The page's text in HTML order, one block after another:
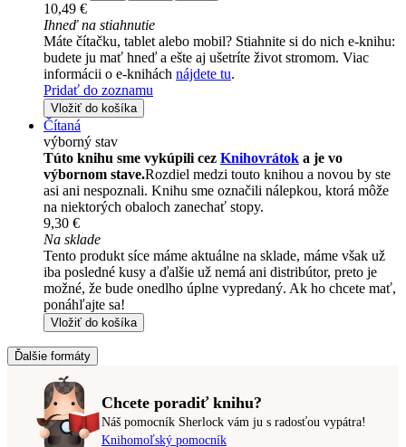
10,49 €
Ihneď na stiahnutie
Máte čítačku, tablet alebo mobil? Stiahnite si do nich e-knihu:
budete ju mať hneď a ešte aj ušetríte život stromom. Viac
informácii o e-knihách nájdete tu.
Pridať do zoznamu
Vložiť do košíka
Čítaná
výborný stav
Túto knihu sme vykúpili cez Knihovrátok a je vo
výbornom stave.Rozdiel medzi touto knihou a novou by ste
asi ani nespoznali. Knihu sme označili nálepkou, ktorá môže
na niektorých obaloch zanechať stopy.
9,30 €
Na sklade
Tento produkt síce máme aktuálne na sklade, máme však už
iba posledné kusy a ďalšie už nemá ani distribútor, preto je
možné, že bude onedlho úplne vypredaný. Ak ho chcete mať,
ponáhľajte sa!
Vložiť do košíka
Ďalšie formáty
Chcete poradiť knihu?
Náš pomocník Sherlock vám ju s radosťou vypátra!
Knihomoľský pomocník